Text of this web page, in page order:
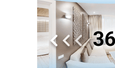
ставками в Івано-
На Каскаді замість веж
дитмайданчиком
На Верховинщині під час
жінка
35 цимбалістів на